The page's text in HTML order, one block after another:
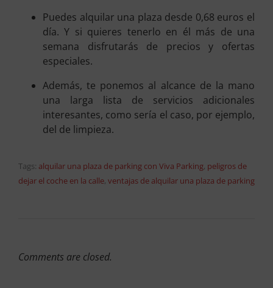
Puedes alquilar una plaza desde 0,68 euros el
día. Y si quieres tenerlo en él más de una
semana disfrutarás de precios y ofertas
especiales.
Además, te ponemos al alcance de la mano
una larga lista de servicios adicionales
interesantes, como sería el caso, por ejemplo,
del de limpieza.
Tags: alquilar una plaza de parking con Viva Parking, peligros de
dejar el coche en la calle, ventajas de alquilar una plaza de parking
Comments are closed.